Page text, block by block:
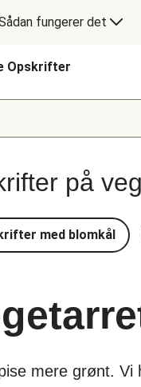
fungerer det
Opskrifter
på
med blomkål
mere grønt. Vi